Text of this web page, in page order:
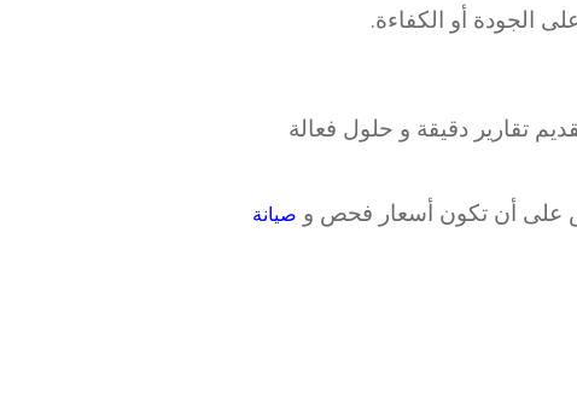
الجودة أو الكفاءة.
تقارير دقيقة و حلول فعالة
على أن تكون أسعار فحص و صيانة